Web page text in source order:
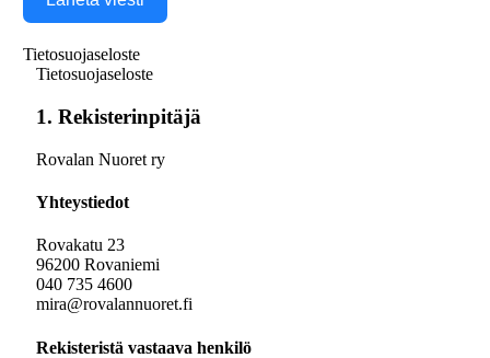
Tietosuojaseloste
Tietosuojaseloste
1. Rekisterinpitäjä
Rovalan Nuoret ry
Yhteystiedot
Rovakatu 23
96200 Rovaniemi
040 735 4600
mira@rovalannuoret.fi
Rekisteristä vastaava henkilö